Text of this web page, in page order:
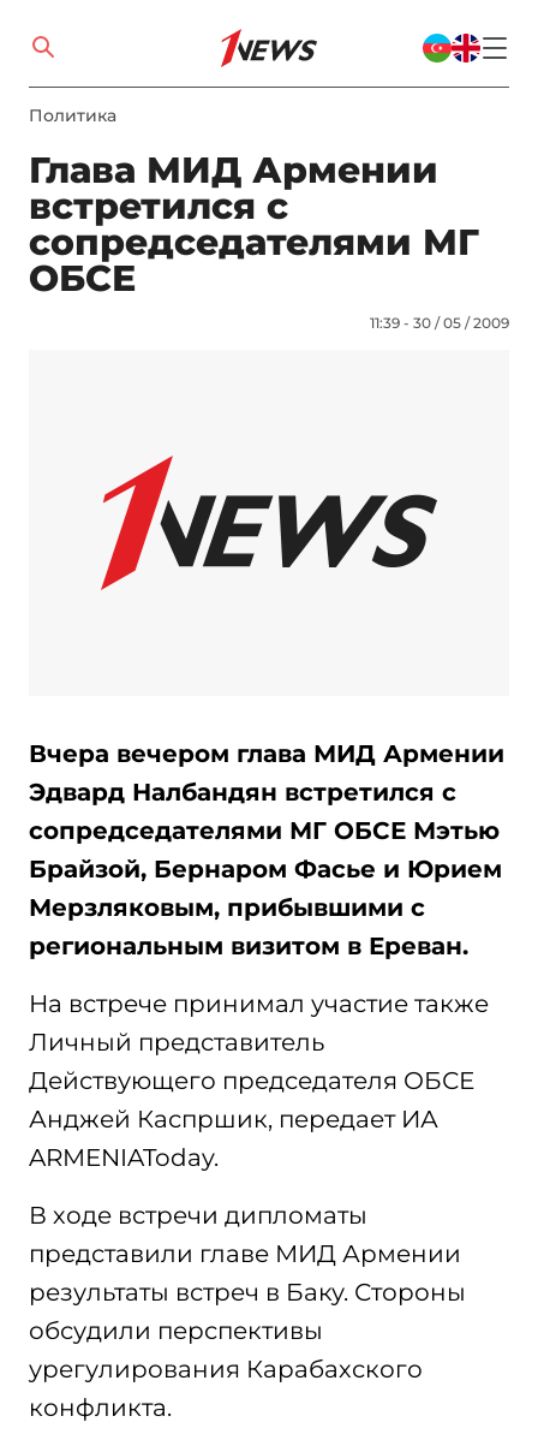
Политика
Глава МИД Армении
встретился с
сопредседателями МГ
ОБСЕ
11:39 - 30 / 05 / 2009
Вчера вечером глава МИД Армении
Эдвард Налбандян встретился с
сопредседателями МГ ОБСЕ Мэтью
Брайзой, Бернаром Фасье и Юрием
Мерзляковым, прибывшими с
региональным визитом в Ереван.
На встрече принимал участие также
Личный представитель
Действующего председателя ОБСЕ
Анджей Каспршик, передает ИА
ARMENIAToday.
В ходе встречи дипломаты
представили главе МИД Армении
результаты встреч в Баку. Стороны
обсудили перспективы
урегулирования Карабахского
конфликта.